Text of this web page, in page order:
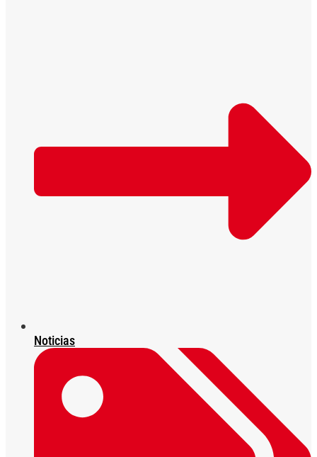
Noticias